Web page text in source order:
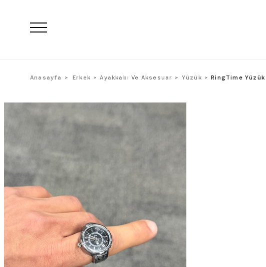
Anasayfa Erkek Ayakkabı Ve Aksesuar Yüzük RingTime Yüzük